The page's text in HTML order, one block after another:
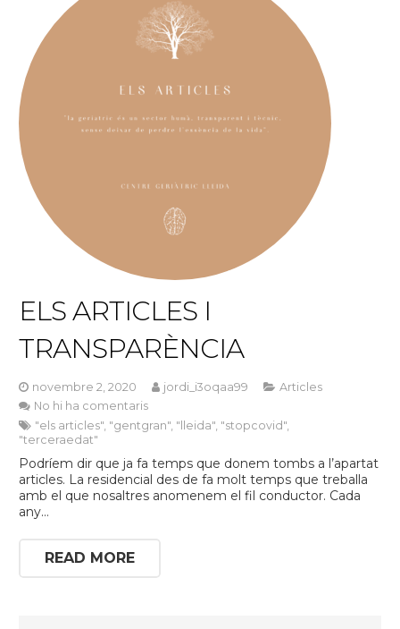
ELS ARTICLES I
TRANSPARÈNCIA
novembre 2, 2020 jordi_i3oqaa99
Articles
No hi ha comentaris
"els articles" "gentgran" "lleida" "stopcovid"
"terceraedat"
Podríem dir que ja fa temps que donem tombs a l’apartat
articles. La residencial des de fa molt temps que treballa
amb el que nosaltres anomenem el fil conductor. Cada
any…
READ MORE